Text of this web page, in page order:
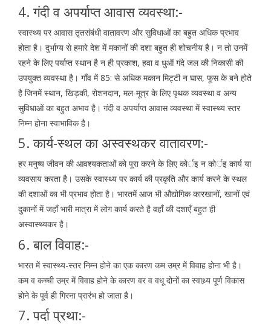
4. गंदी व अपर्याप्त आवास व्यवस्था:-
स्वास्थ्य पर आवास तृतसंबंधी वातावरण और सुविधाओं का बहुत अधिक प्रभाव
होता है। दुर्भाग्य से हमारे देश में मकानों की दशा बहुत ही शोचनीय है। न तो उनमें
रहने के लिए पर्याप्त स्थान है न ही प्रकाश, हवा व धुऑ गंदे जल की निकासी की
उपयुक्त व्यवस्था है। गाँव में 85: से अधिक मकान मिट्टी न घास, फूस के बने होते
है जिनमें स्थान, खिड़की, रोशनदान, मल-मूत्र के लिए पृथक व्यवस्था व अन्य
सुविधाओं का बहुत अभाव है। गंदी व अपर्याप्त आवास व्यवस्था में स्वास्थ्य स्तर
निम्न होना स्वाभाविक है।
5. कार्य-स्थल का अस्वस्थकर वातावरण:-
हर मनुष्य जीवन की आवश्यकताओं को पूरा करने के लिए कोर्इ न कोर्इ कार्य या
व्यवसाय करता है। उसके स्वास्थ्य पर कार्य की प्रकृति और कार्य करने के स्थल
की दशाओं का भी प्रभाव होता है। भारतमें आज भी औद्योगिक कारखानों, खानों एवं
दुकानों में जहाँ भारी मात्रा में लोग कार्य करते है वहाँ की दशाएँ बहुत ही
अस्वास्थ्यकर है।
6. बाल विवाह:-
भारत में स्वास्थ्य-स्तर निम्न होने का एक कारण कम उम्र में विवाह होना भी है।
कम व कच्ची उम्र में विवाह होने के कारण वर व वधू दोनों का स्वाथ्र्य पूर्ण विकास
होने के पूर्व ही गिरना प्रारंभ हो जाता है।
7. पर्दा प्रथा:-